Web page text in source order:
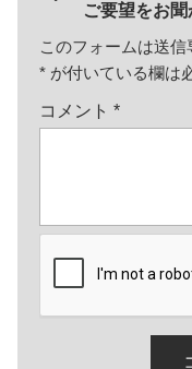
ご要望をお聞
このフォームは送信
* が付いている欄は
コメント *